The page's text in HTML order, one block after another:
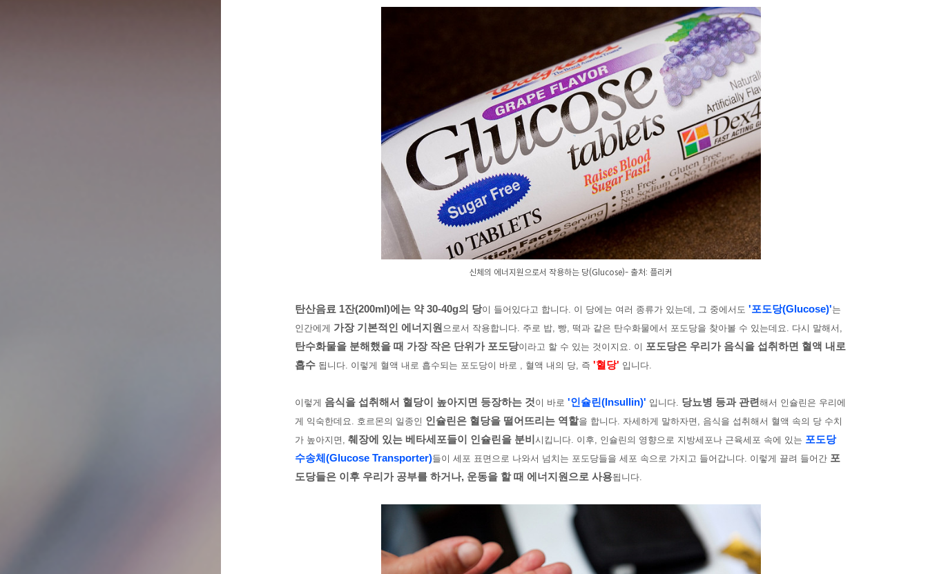
신체의 에너지원으로서 작용하는 당(Glucose)- 출처: 플리커
탄산음료 1잔(200ml)에는 약 30-40g의 당이 들어있다고 합니다. 이 당에는 여러 종류가 있는데, 그 중에서도 '포도당(Glucose)'는
인간에게 가장 기본적인 에너지원 으로서 작용합니다. 주로 밥, 빵, 떡과 같은 탄수화물에서 포도당을 찾아볼 수 있는데요. 다시 말해서,
탄수화물을 분해했을 때 가장 작은 단위가 포도당이라고 할 수 있는 것이지요. 이 포도당은 우리가 음식을 섭취하면 혈액 내로
흡수됩니다. 이렇게 혈액 내로 흡수되는 포도당이 바로 , 혈액 내의 당, 즉 '혈당' 입니다.
이렇게 음식을 섭취해서 혈당이 높아지면 등장하는 것이 바로 '인슐린(Insullin)' 입니다. 당뇨병 등과 관련해서 인슐린은 우리에
게 익숙한데요. 호르몬의 일종인 인슐린은 혈당을 떨어뜨리는 역할을 합니다. 자세하게 말하자면, 음식을 섭취해서 혈액 속의 당 수치
가 높아지면, 췌장에 있는 베타세포들이 인슐린을 분비 시킵니다. 이후, 인슐린의 영향으로 지방세포나 근육세포 속에 있는 포도당
수송체(Glucose Transporter)들이 세포 표면으로 나와서 넘치는 포도당들을 세포 속으로 가지고 들어갑니다. 이렇게 끌려 들어간 포
도당들은 이후 우리가 공부를 하거나, 운동을 할 때 에너지원으로 사용됩니다.